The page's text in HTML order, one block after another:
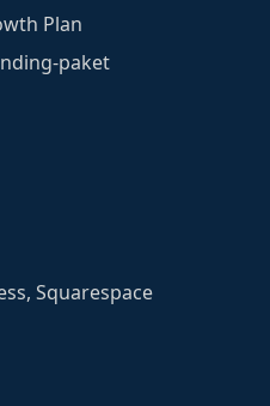
Plan
paket
Squarespace